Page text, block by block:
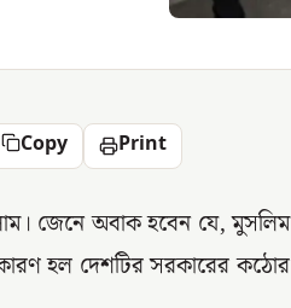
Copy Print
জেনে অবাক হবেন যে, মুসলিম
কারণ হল দেশটির সরকারের কঠোর